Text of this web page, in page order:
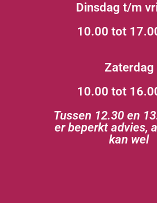
Dinsdag t/m
10.00 tot
Zaterdag
10.00 tot
Tussen 12.30 en
er beperkt advies,
kan wel